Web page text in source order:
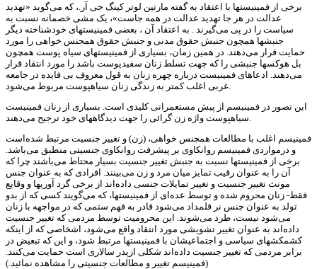
برخی از فمینیستها با اعتقاد به گفته مارتین لوتر کینگ جی آر.، که می‌گوید «تهدید
عدالت در هر جا تهدید عدالت در همه جاست»، یک مشی خصمانه نسبت به
سیاست را در پی می‌گیرند . به اعتقاد آن ، بعضی فمینیستهای خودشناخته دیگر
جنبشها همچون جنبش حقوق مدنی و جنبش حقوق همجنس خواهی را مورد
حمایت قرار می‌دهند. در همین زمان، بسیاری از فمینیستهای سیاه پوست همچون
بل هوکسها جنبشی را که جهت تسلط زنان سفیدپوست باشد را مورد انتقاد قرار
می‌دهند. ادعاهای فمینیست درباره چهره زنان به قول معروف بی فایده در جامعه
این تصور در فمینیسم از پیش مستعمراتی کلیدی است. بسیاری از زنان فمینیست
فمینیسم اغلب با مطالعات همجنس خواهی، (زن) و تغییر جنسیت مرتبط شده‌است
و درمواردی فمینیسم روانکاوی بر پیشرفت روانکاوی جنسیتی منطبق می‌باشد.
برخی از فمینیستها نسبت به جنبش تغییر جنسیت بسیار محتاط می‌باشند چرا که
آن را به عنوان رقیب تمایز میان مرد و زن می‌بینند. افرادی که به عنوان جنس
مونث تغییر جنسیت و تغییر تمایلات جنسی داده‌اند از برخی گرد آوریها و وقایع
فقط- زنان محروم شده و توسط عده‌ای از فمینیستها، که می‌گویند کسی که از بدو
تولد به عنوان جنس نر قلمداد می‌شود قادر به فهم ستمی که در مواجهه با زنان
می‌شود نیست، طرد می‌شوند. این محرومیت توسط مردمی که تغییر جنسیت
داده‌اند به عنوان تغییر تشویشی مورد انتقاد واقع می‌شود، اشخاصی که از اینکه
کشمکشهای سیاسی و اجتماعیشان با فمینیستها مرتبط شود، و این که تبعیض در
برابر مردمی که تغییر جنسیت داده‌اند شکلی ازپدر سالاری است حمایت می‌کنند.
(فمینیسم تغییر و مطالعات جنسیتی را مشاهده نمائید.)